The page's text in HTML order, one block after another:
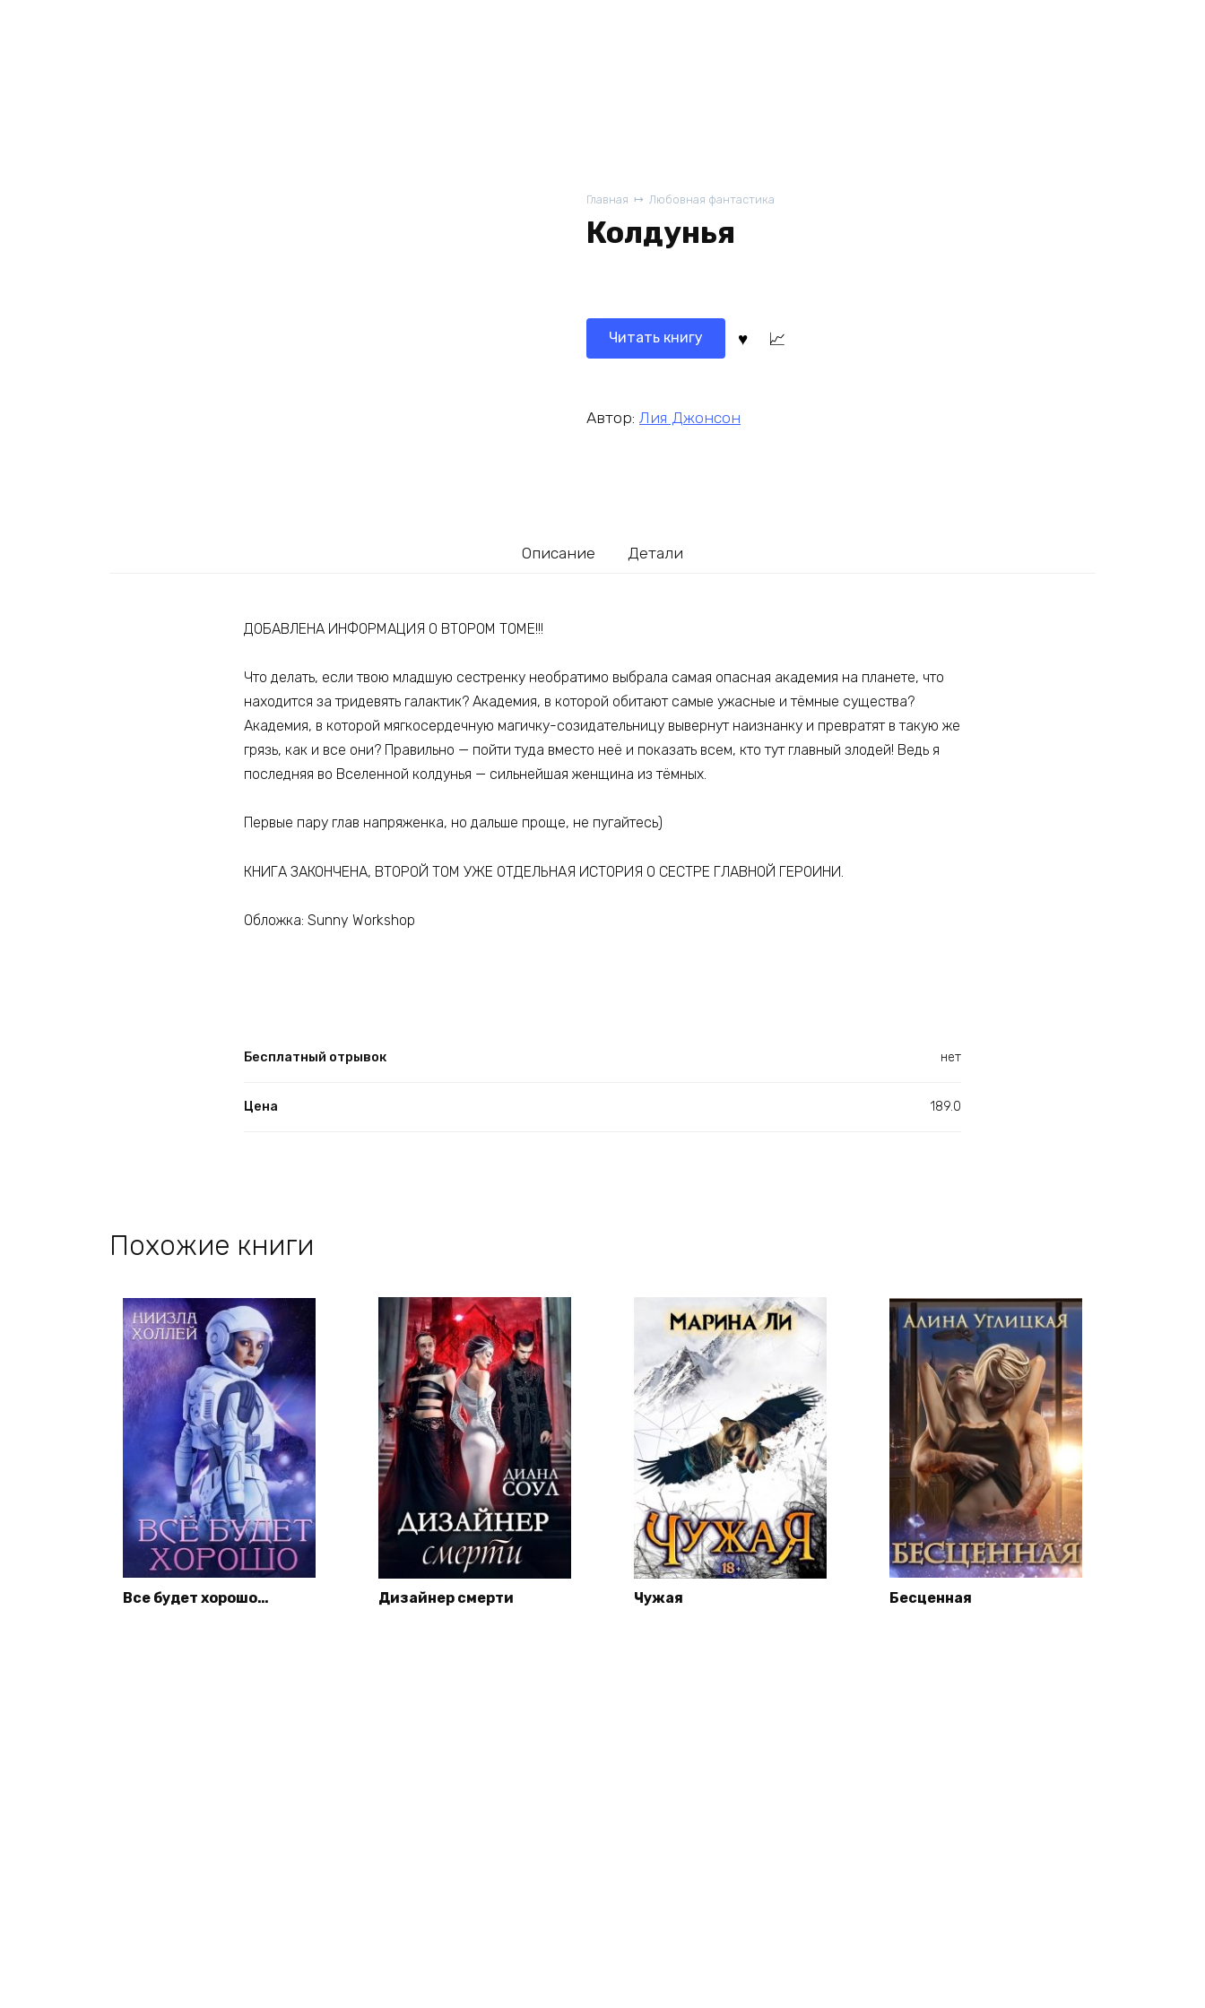
Главная Любовная фантастика
Колдунья
Читать книгу
Автор: Лия Джонсон
Описание Детали
ДОБАВЛЕНА ИНФОРМАЦИЯ О ВТОРОМ ТОМЕ!!!
Что делать, если твою младшую сестренку необратимо выбрала самая опасная академия на планете, что
находится за тридевять галактик? Академия, в которой обитают самые ужасные и тёмные существа?
Академия, в которой мягкосердечную магичку-созидательницу вывернут наизнанку и превратят в такую же
грязь, как и все они? Правильно — пойти туда вместо неё и показать всем, кто тут главный злодей! Ведь я
последняя во Вселенной колдунья — сильнейшая женщина из тёмных.
Первые пару глав напряженка, но дальше проще, не пугайтесь)
КНИГА ЗАКОНЧЕНА, ВТОРОЙ ТОМ УЖЕ ОТДЕЛЬНАЯ ИСТОРИЯ О СЕСТРЕ ГЛАВНОЙ ГЕРОИНИ.
Обложка: Sunny Workshop
Бесплатный отрывок нет
Цена 189.0
Похожие книги
Все будет хорошо… Дизайнер смерти Чужая Бесценная